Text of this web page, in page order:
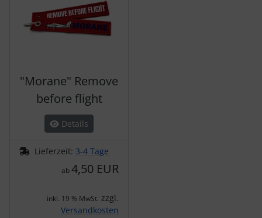
"Morane" Remove
before flight
Details
Lieferzeit: 3-4 Tage
ab4,50 EUR
inkl. 19 % MwSt. zzgl.
Versandkosten